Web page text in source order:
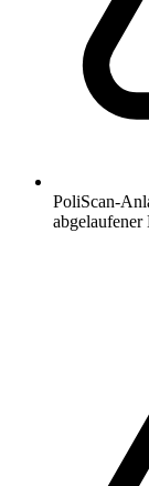
PoliScan-
abgelaufener